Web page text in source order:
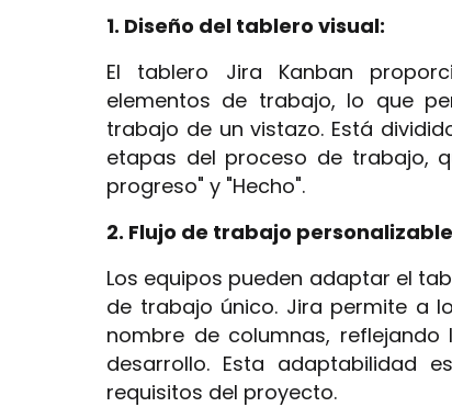
1. Diseño del tablero visual:
El tablero Jira Kanban
elementos de trabajo, lo que
trabajo de un vistazo. Está
etapas del proceso de trabajo,
progreso" y "Hecho".
2. Flujo de trabajo
Los equipos pueden adaptar el
de trabajo único. Jira permite a
nombre de columnas,
desarrollo. Esta adaptabilidad
requisitos del proyecto.